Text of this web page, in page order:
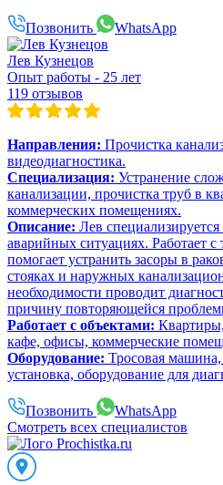
Позвонить WhatsApp
Лев Кузнецов
Опыт работы - 25 лет
119 отзывов
Направления: Прочистка
видеодиагностика.
Специализация: Устранение
канализации, прочистка труб в
коммерческих помещениях.
Описание: Лев
аварийных ситуациях. Работает с
помогает устранить засоры в
стояках и наружных
необходимости проводит
причину повторяющейся
Работает с объектами:
кафе, офисы, коммерческие
Оборудование: Тросовая
установка, оборудование для
Позвонить
WhatsApp
Смотреть всех специалистов